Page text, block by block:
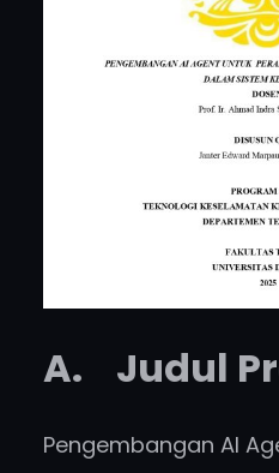
A. Judul
Pengembangan AI